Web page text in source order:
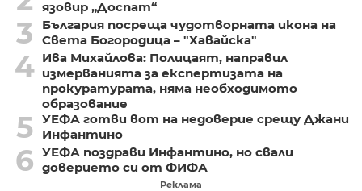
язовир „Доспат“
3
България посреща чудотворната икона на
Света Богородица – "Хавайска"
4 Ива Михайлова: Полицаят, направил
измерванията за експертизата на
прокуратурата, няма необходимото
образование
5 УЕФА готви вот на недоверие срещу Джани
Инфантино
6 УЕФА поздрави Инфантино, но свали
доверието си от ФИФА
Реклама